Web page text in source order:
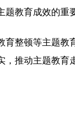
教育成效的重
整顿等主题教
推动主题教育